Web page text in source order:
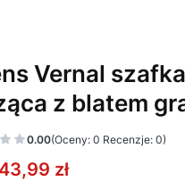
Vernal
z blatem
0.00(Oceny: 0 Recenzje: 0)
zł